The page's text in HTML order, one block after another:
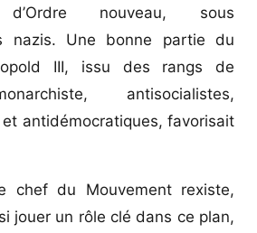
d’Ordre nouveau, sous
nazis. Une bonne partie du
III, issu des rangs de
antisocialistes,
antidémocratiques, favorisait
chef du Mouvement rexiste,
jouer un rôle clé dans ce plan,